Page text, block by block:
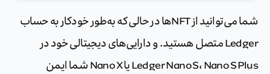
شما می‌توانید از NFTها در حالی که به‌طور خودکار به حساب
Ledger متصل هستید. و دارایی‌های دیجیتالی خود در
Ledger Nano S، Nano S Plus یا Nano X شما ایمن